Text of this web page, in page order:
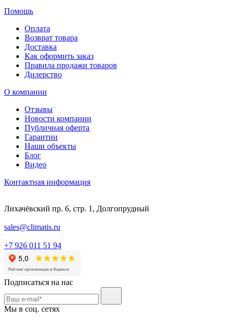
Помощь
Оплата
Возврат товара
Доставка
Как оформить заказ
Правила продажи товаров
Дилерство
О компании
Отзывы
Новости компании
Публичная оферта
Гарантии
Наши объекты
Блог
Видео
Контактная информация
Лихачёвский пр. 6, стр. 1, Долгопрудный
sales@climatis.ru
+7 926 011 51 94
Подписаться на нас
Мы в соц. сетях